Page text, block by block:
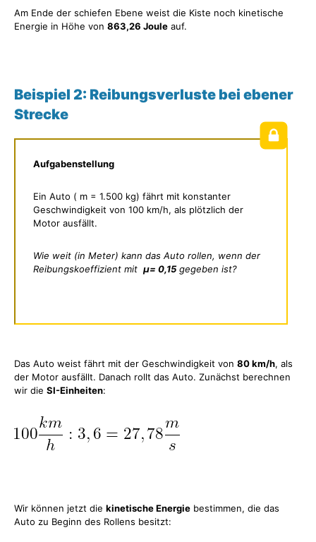
Am Ende der schiefen Ebene weist die Kiste noch kinetische
Energie in Höhe von 863,26 Joule auf.
Beispiel 2: Reibungsverluste bei ebener
Strecke
Aufgabenstellung
Ein Auto ( m = 1.500 kg) fährt mit konstanter
Geschwindigkeit von 100 km/h, als plötzlich der
Motor ausfällt.
Wie weit (in Meter) kann das Auto rollen, wenn der
Reibungskoeffizient mit μ= 0,15 gegeben ist?
Das Auto weist fährt mit der Geschwindigkeit von 80 km/h, als
der Motor ausfällt. Danach rollt das Auto. Zunächst berechnen
wir die SI-Einheiten:
Wir können jetzt die kinetische Energie bestimmen, die das
Auto zu Beginn des Rollens besitzt: